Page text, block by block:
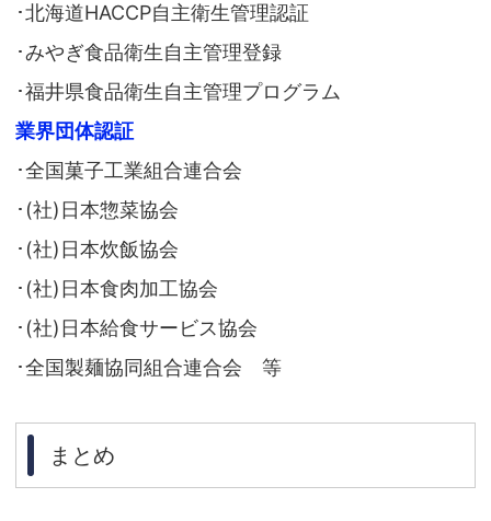
･北海道HACCP自主衛生管理認証
･みやぎ食品衛生自主管理登録
･福井県食品衛生自主管理プログラム
業界団体認証
･全国菓子工業組合連合会
･(社)日本惣菜協会
･(社)日本炊飯協会
･(社)日本食肉加工協会
･(社)日本給食サービス協会
･全国製麺協同組合連合会 等
まとめ